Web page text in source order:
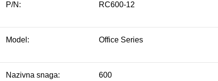
P/N: RC600-12
Model: Office Series
Nazivna snaga: 600